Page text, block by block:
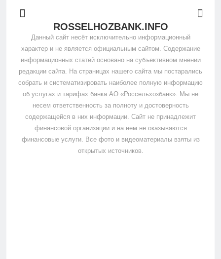
ROSSELHOZBANK.INFO
Данный сайт несёт исключительно информационный
характер и не является официальным сайтом. Содержание
информационных статей основано на субъективном мнении
редакции сайта. На страницах нашего сайта мы постарались
собрать и систематизировать наиболее полную информацию
об услугах и тарифах банка АО «Россельхозбанк». Мы не
несем ответственность за полноту и достоверность
содержащейся в них информации. Сайт не принадлежит
финансовой организации и на нем не оказываются
финансовые услуги. Все фото и видеоматериалы взяты из
открытых источников.